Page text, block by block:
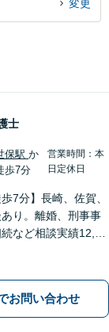
変更
士
保駅か
歩7分
営業時間：本
日定休日
7分】長崎、佐賀、
り。離婚、刑事事
など相談実績12,00
お問い合わせ